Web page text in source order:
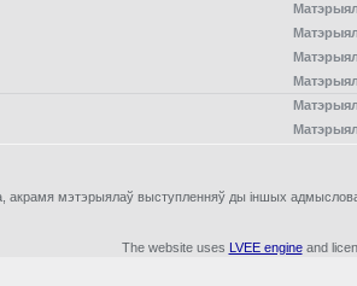
акрамя мэтэрыялаў выступленняў ды iншых
The website uses LVEE engineand